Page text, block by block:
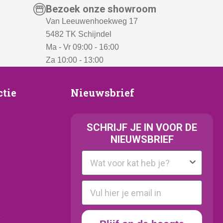
Bezoek onze showroom
Van Leeuwenhoekweg 17
5482 TK Schijndel
Ma - Vr 09:00 - 16:00
Za 10:00 - 13:00
Nieuwsbrief
Nieuwsbrief
SCHRIJF JE IN VOOR DE
NIEUWSBRIEF
Kattenras
E-mail